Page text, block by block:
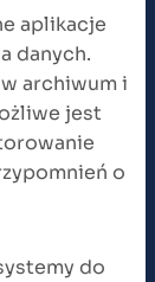
aplikacje
danych.
archiwum i
jest
o
do